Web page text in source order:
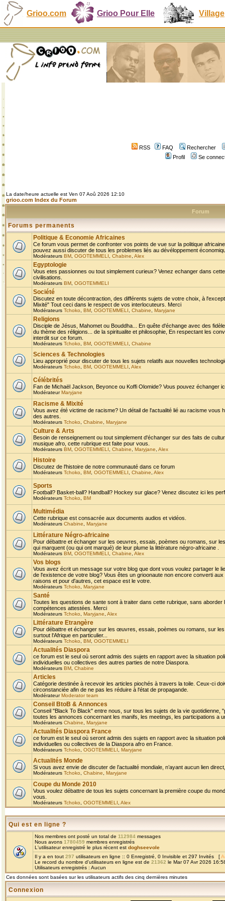
Grioo.com Grioo Pour Elle Village
RSS FAQ
Rechercher
Profil
Se
La date/heure actuelle est Ven 07 Aoû 2026 12:10
grioo.com Index du Forum
Forum
Forums permanents
Politique & Economie Africaines
Ce forum vous permet de confronter vos points de vue sur la politique
pouvez aussi discuter de tous les problemes liés au dévéloppement
Modérateurs BM OGOTEMMELI Chabine Alex
Egyptologie
Vous etes passionnes ou tout simplement curieux? Venez echanger dans
civilisations.
Modérateurs BM OGOTEMMELI
Société
Discutez en toute décontraction, des différents sujets de votre choix, à
Mixité" Tout ceci dans le respect de vos interlocuteurs. Merci
Modérateurs Tchoko BM OGOTEMMELI Chabine Maryjane
Religions
Disciple de Jésus, Mahomet ou Bouddha... En quête d'échange avec des
du thème des réligions... de la spiritualite et philosophie, En respectant les
interdit sur ce forum.
Modérateurs Tchoko BM OGOTEMMELI Chabine
Sciences & Technologies
Lieu approprié pour discuter de tous les sujets relatifs aux nouvelles
Modérateurs Tchoko BM OGOTEMMELI Alex
Célébrités
Fan de Michaël Jackson, Beyonce ou Koffi Olomide? Vous pouvez échanger
ModérateurMaryjane
Racisme & Mixité
Vous avez été victime de racisme? Un détail de l'actualité lié au racisme
des autres.
Modérateurs Tchoko Chabine Maryjane
Culture & Arts
Besoin de renseignement ou tout simplement d'échanger sur des faits de
musique afro, cette rubrique est faite pour vous.
Modérateurs BM OGOTEMMELI Chabine Maryjane Alex
Histoire
Discutez de l'histoire de notre communauté dans ce forum
Modérateurs Tchoko BM OGOTEMMELI Chabine Alex
Sports
Football? Basket-ball? Handball? Hockey sur glace? Venez discutez ici les
Modérateurs Tchoko BM
Multimédia
Cette rubrique est consacrée aux documents audios et vidéos.
Modérateurs Chabine Maryjane
Littérature Négro-africaine
Pour débattre et échanger sur les oeuvres, essais, poèmes ou romans, sur
qui marquent (ou qui ont marqué) de leur plume la littérature négro-africaine .
Modérateurs BM OGOTEMMELI Chabine Alex
Vos blogs
Vous avez écrit un message sur votre blog que dont vous voulez partager le
de l'existence de votre blog? Vous êtes un grioonaute non encore converti
raisons et pour d'autres, cet espace est le votre.
Modérateurs Tchoko Maryjane
Santé
Toutes les questions de sante sont à traiter dans cette rubrique, sans
compétences attestées. Merci
Modérateurs Tchoko Maryjane Alex
Littérature Etrangère
Pour débattre et échanger sur les œuvres, essais, poèmes ou romans, sur
surtout l'Afrique en particulier...
Modérateurs Tchoko BM OGOTEMMELI
Actualités Diaspora
ce forum est le seul où seront admis des sujets en rapport avec la situation
individuelles ou collectives des autres parties de notre Diaspora.
Modérateurs BM Chabine
Articles
Catégorie destinée à recevoir les articles piochés à travers la toile. Ceux-ci
circonstanciée afin de ne pas les réduire à l'état de propagande.
ModérateurModerator team
Conseil BtoB & Annonces
Conseil "Black To Black" entre nous, sur tous les sujets de la vie
toutes les annonces concernant les manifs, les meetings, les participations a
Modérateurs Chabine Maryjane
Actualités Diaspora France
ce forum est le seul où seront admis des sujets en rapport avec la situation
individuelles ou collectives de la Diaspora afro en France.
Modérateurs Tchoko OGOTEMMELI Maryjane
Actualités Monde
Si vous avez envie de discuter de l’actualité mondiale, n’ayant aucun lien
Modérateurs Tchoko Chabine Maryjane
Coupe du Monde 2010
Vous voulez débattre de tous les sujets concernant la première coupe du
vous.
Modérateurs Tchoko OGOTEMMELI Alex
Qui est en ligne ?
Nos membres ont posté un total de 112984 messages
Nous avons 1780459 membres enregistrés
L'utilisateur enregistré le plus récent est doghseevole
Il y a en tout 297 utilisateurs en ligne :: 0 Enregistré, 0 Invisible et 297 Invités [
Le record du nombre d'utilisateurs en ligne est de 21362 le Mar 07 Avr 2026
Utilisateurs enregistrés : Aucun
Ces données sont basées sur les utilisateurs actifs des cinq dernières minutes
Connexion